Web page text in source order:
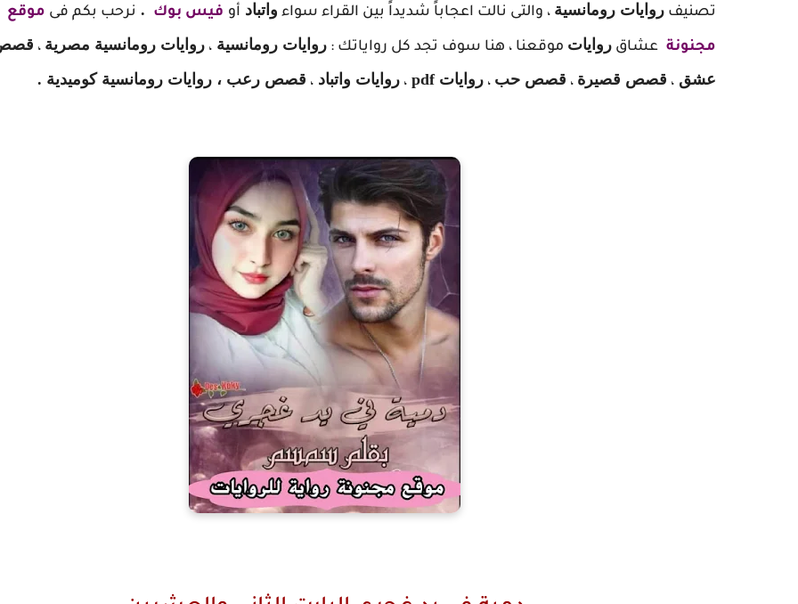
تصنيف روايات رومانسية ، والتى نالت اعجاباً شديداً بين القراء سواء واتباد أو فيس بوك . نرحب بكم فى موقع
مجنونة عشاق روايات موقعنا ، هنا سوف تجد كل رواياتك : روايات رومانسية ، روايات رومانسية مصرية ،
عشق ، قصص قصيرة ، قصص حب ، روايات pdf ، روايات واتباد ، قصص رعب ، روايات رومانسية كوميدية .